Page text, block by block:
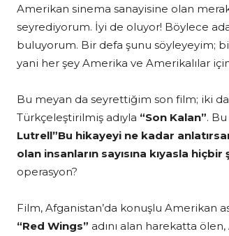
Amerikan sinema sanayisine olan
seyrediyorum. İyi de oluyor! Böylece
buluyorum. Bir defa şunu söyleyeyim;
yani her şey Amerika ve Amerikalılar
Bu meyan da seyrettiğim son film; iki
Türkçeleştirilmiş adıyla “Son Kalan”.
Lutrell”Bu hikayeyi ne kadar
olan insanların sayısına kıyasla
operasyon?
Film, Afganistan’da konuşlu Amerikan
“Red Wings” adını alan harekatta